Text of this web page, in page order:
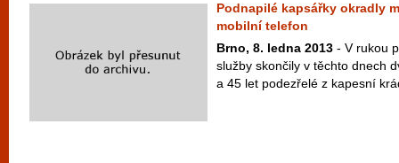
Podnapilé kapsářky okradly
mobilní telefon
Brno, 8. ledna 2013 - V rukou
služby skončily v těchto dnech
a 45 let podezřelé z kapesní